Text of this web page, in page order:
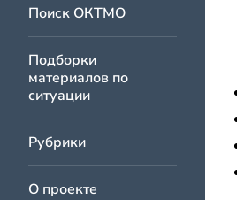
Поиск ОКТМО
Подборки
материалов по
ситуации
Рубрики
О проекте